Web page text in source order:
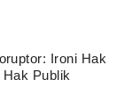
Ironi Hak
Publik